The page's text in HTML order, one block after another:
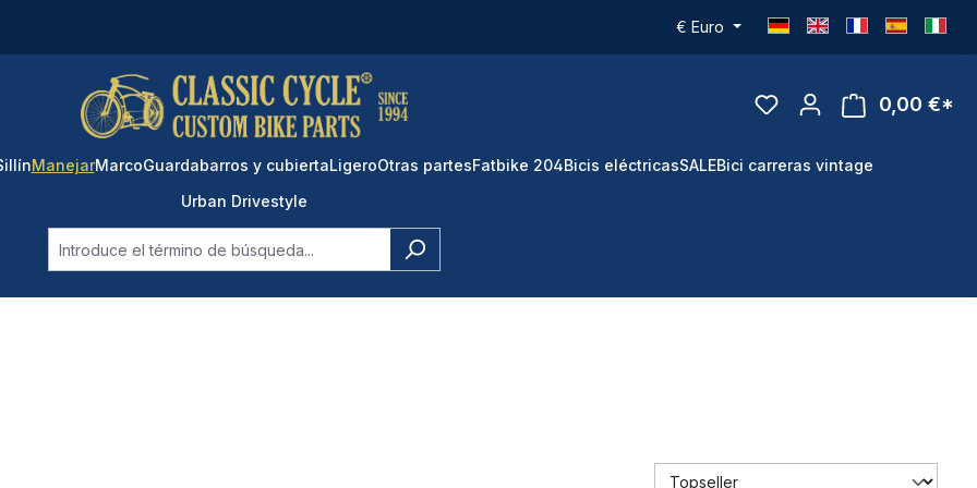
€ Euro
0,00 €*
ManejarMarcoGuardabarros y cubiertaLigeroOtras partesFatbike 204Bicis eléctricasSALEBici carreras vintage
Urban Drivestyle